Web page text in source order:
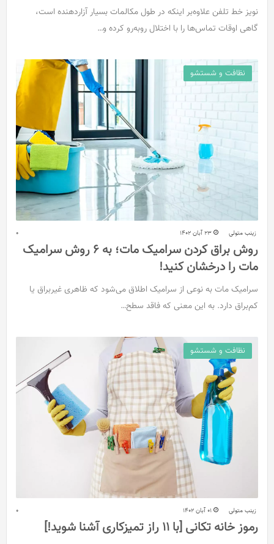
نویز خط تلفن علاوه‌بر اینکه در طول مکالمات بسیار آزاردهنده است،
گاهی اوقات تماس‌ها را با اختلال روبه‌رو کرده و…
نظافت و شستشو
زینب متولی 23 آبان 1402 0
روش براق کردن سرامیک مات؛ به 6 روش سرامیک
مات را درخشان کنید!
سرامیک مات به نوعی از سرامیک اطلاق می‌شود که ظاهری غیربراق یا
کم‌براق دارد. به این معنی که فاقد سطح…
نظافت و شستشو
زینب متولی 01 آبان 1402 0
رموز خانه تکانی [با 11 راز تمیزکاری آشنا شوید!]